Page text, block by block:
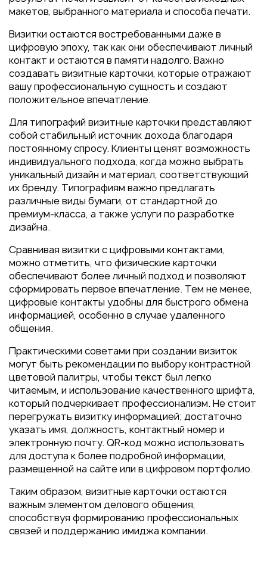
макетов, выбранного материала и способа печати.
Визитки остаются востребованными даже в
цифровую эпоху, так как они обеспечивают личный
контакт и остаются в памяти надолго. Важно
создавать визитные карточки, которые отражают
вашу профессиональную сущность и создают
положительное впечатление.
Для типографий визитные карточки представляют
собой стабильный источник дохода благодаря
постоянному спросу. Клиенты ценят возможность
индивидуального подхода, когда можно выбрать
уникальный дизайн и материал, соответствующий
их бренду. Типографиям важно предлагать
различные виды бумаги, от стандартной до
премиум-класса, а также услуги по разработке
дизайна.
Сравнивая визитки с цифровыми контактами,
можно отметить, что физические карточки
обеспечивают более личный подход и позволяют
сформировать первое впечатление. Тем не менее,
цифровые контакты удобны для быстрого обмена
информацией, особенно в случае удаленного
общения.
Практическими советами при создании визиток
могут быть рекомендации по выбору контрастной
цветовой палитры, чтобы текст был легко
читаемым, и использование качественного шрифта,
который подчеркивает профессионализм. Не стоит
перегружать визитку информацией; достаточно
указать имя, должность, контактный номер и
электронную почту. QR-код можно использовать
для доступа к более подробной информации,
размещенной на сайте или в цифровом портфолио.
Таким образом, визитные карточки остаются
важным элементом делового общения,
способствуя формированию профессиональных
связей и поддержанию имиджа компании.